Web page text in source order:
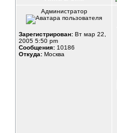
Администратор
Зарегистрирован: Вт мар 22,
2005 5:50 pm
Сообщения: 10186
Откуда: Москва